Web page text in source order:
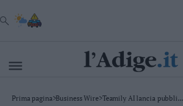
VAI
Cronaca
Prima pagina>Business Wire>Teamily AI lancia pubbli...